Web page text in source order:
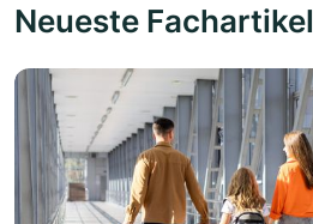
Neueste Fachartikel